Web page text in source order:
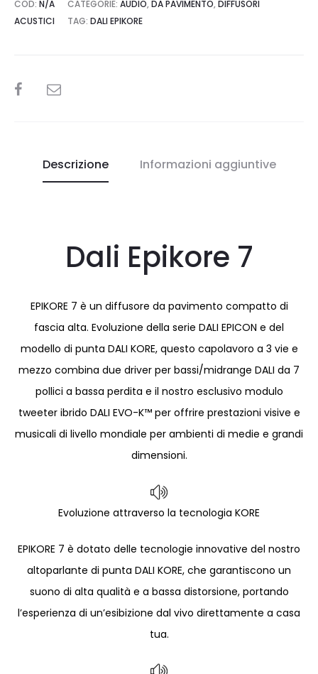
COD: N/A CATEGORIE: AUDIO, DA PAVIMENTO, DIFFUSORI
ACUSTICI
TAG: DALI EPIKORE
SHARE
Descrizione Informazioni aggiuntive
Dali Epikore 7
EPIKORE 7 è un diffusore da pavimento compatto di
fascia alta. Evoluzione della serie DALI EPICON e del
modello di punta DALI KORE, questo capolavoro a 3 vie e
mezzo combina due driver per bassi/midrange DALI da 7
pollici a bassa perdita e il nostro esclusivo modulo
tweeter ibrido DALI EVO-K™ per offrire prestazioni visive e
musicali di livello mondiale per ambienti di medie e grandi
dimensioni.
Evoluzione attraverso la tecnologia KORE
EPIKORE 7 è dotato delle tecnologie innovative del nostro
altoparlante di punta DALI KORE, che garantiscono un
suono di alta qualità e a bassa distorsione, portando
l’esperienza di un’esibizione dal vivo direttamente a casa
tua.